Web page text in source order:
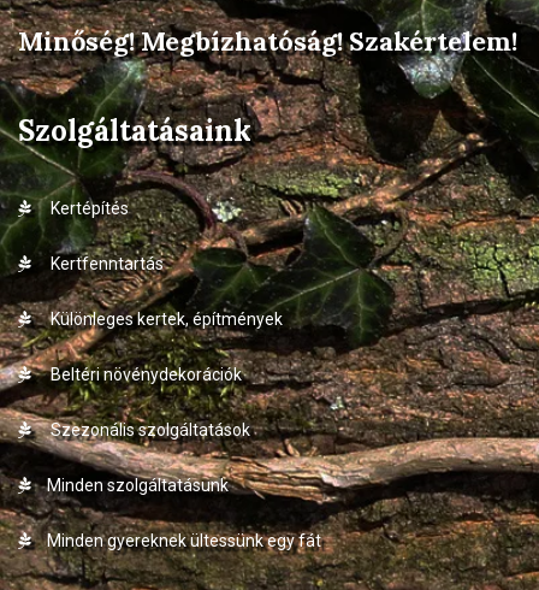
Minőség! Megbízhatóság! Szakértelem!
Szolgáltatásaink
Kertépítés
Kertfenntartás
Különleges kertek, építmények
Beltéri növénydekorációk
Szezonális szolgáltatások
Minden szolgáltatásunk
Minden gyereknek ültessünk egy fát